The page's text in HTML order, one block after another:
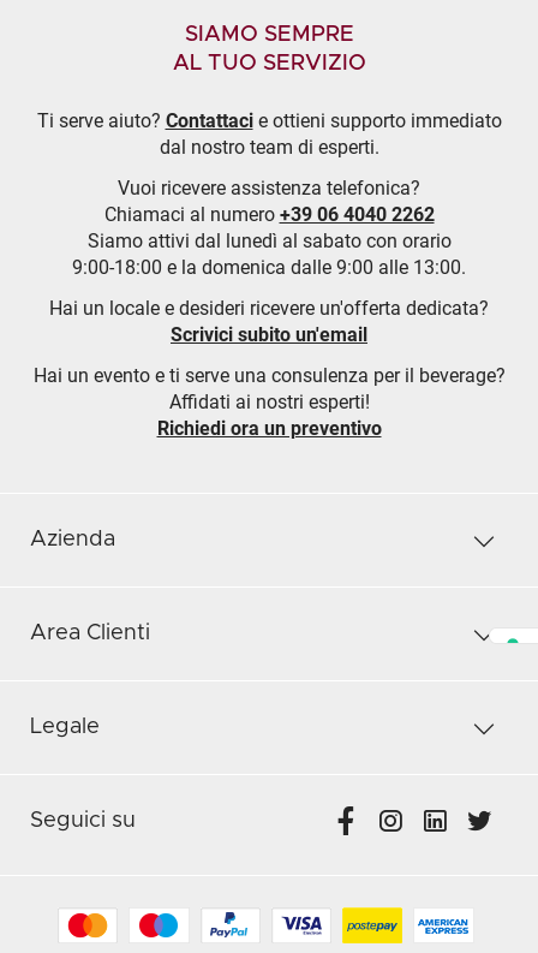
SIAMO SEMPRE
AL TUO SERVIZIO
Ti serve aiuto? Contattacie ottieni supporto immediato
dal nostro team di esperti.
Vuoi ricevere assistenza telefonica?
Chiamaci al numero +39 06 4040 2262
Siamo attivi dal lunedì al sabato con orario
9:00-18:00 e la domenica dalle 9:00 alle 13:00.
Hai un locale e desideri ricevere un'offerta dedicata?
Scrivici subito un'email
Hai un evento e ti serve una consulenza per il beverage?
Affidati ai nostri esperti!
Richiedi ora un preventivo
Azienda
Area Clienti
Legale
Seguici su